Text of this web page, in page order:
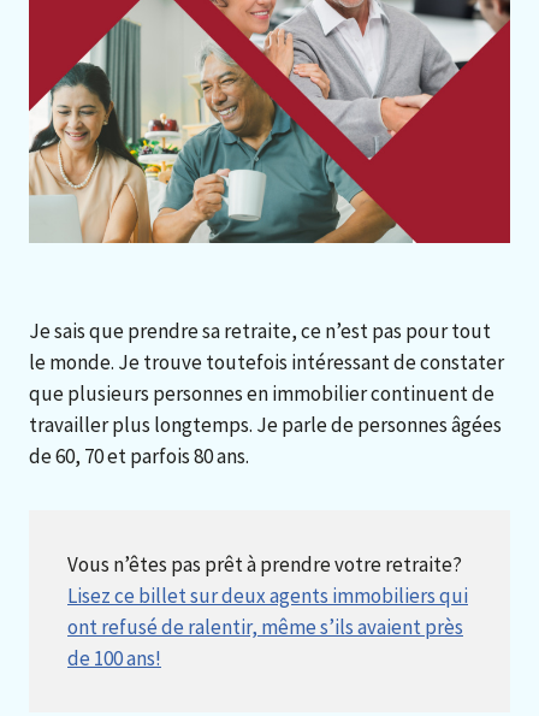
Je sais que prendre sa retraite, ce n’est pas pour tout
le monde. Je trouve toutefois intéressant de constater
que plusieurs personnes en immobilier continuent de
travailler plus longtemps. Je parle de personnes âgées
de 60, 70 et parfois 80 ans.
Vous n’êtes pas prêt à prendre votre retraite?
Lisez ce billet sur deux agents immobiliers qui
ont refusé de ralentir, même s’ils avaient près
de 100 ans!